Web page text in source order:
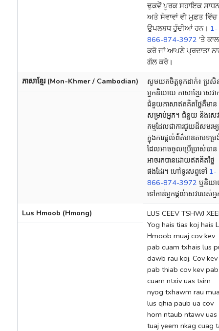
ਢੁਕਵੇਂ ਪੂਰਕ ਸਹਾਇਕ ਸਾਧਨ
ਅਤੇ ਸੇਵਾਵਾਂ ਵੀ ਮੁਫ਼ਤ ਵਿੱਚ
ਉਪਲਬਧ ਹੁੰਦੀਆਂ ਹਨ। 1-
866-874-3972 ‘ਤੇ ਕਾਲ
ਕਰੋ ਜਾਂ ਆਪਣੇ ਪ੍ਰਦਾਤਾ
ਗੱਲ ਕਰੋ।
ភាសាខ្មែរ (Mon-Khmer / Cambodian)
សូមយកចិត្តទុកដាក់៖ ប្រសិ
អ្នកនិយាយ ភាសាខ្មែរ សេវា
ជំនួយភាសាឥតគិតថ្លៃគឺមាន
សម្រាប់អ្នក។ ជំនួយ និងសេវ
កម្មដែលជាការជួយដ៏សមរម្យ
ក្នុងការផ្តល់ព័ត៌មានតាមទម្រ
ដែលអាចចូលប្រើប្រាស់បា
អាចរកបានដោយឥតគិតថ្លៃ
ផងដែរ។ ហៅទូរសព្ទទៅ 1-
866-874-3972 ឬនិយ
ទៅកាន់អ្នកផ្តល់សេវារបស់អ្
Lus Hmoob (Hmong)
LUS CEEV TSHWJ
Yog hais tias koj hais
Hmoob muaj cov kev
pab cuam txhais lus
dawb rau koj. Cov kev
pab thiab cov kev pab
cuam ntxiv uas tsim
nyog txhawm rau
lus qhia paub ua cov
hom ntaub ntawv uas
tuaj yeem nkag cuag